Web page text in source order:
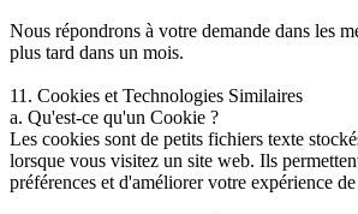
Nous répondrons à votre demande dans les
plus tard dans un mois.
11. Cookies et Technologies Similaires
a. Qu'est-ce qu'un Cookie ?
Les cookies sont de petits fichiers texte
lorsque vous visitez un site web. Ils
préférences et d'améliorer votre expérience